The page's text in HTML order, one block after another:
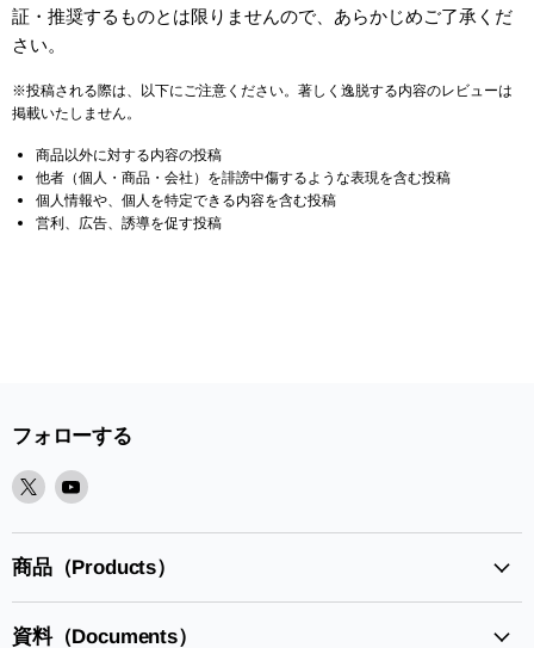
証・推奨するものとは限りませんので、あらかじめご了承くだ
さい。
※投稿される際は、以下にご注意ください。著しく逸脱する内容のレビューは
掲載いたしません。
商品以外に対する内容の投稿
他者（個人・商品・会社）を誹謗中傷するような表現を含む投稿
個人情報や、個人を特定できる内容を含む投稿
営利、広告、誘導を促す投稿
フォローする
X
見
つ
く
Youtube
見
つ
く
商品（Products）
資料（Documents）